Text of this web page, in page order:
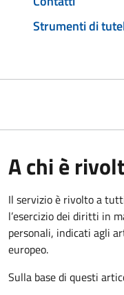
Strumenti di
A chi è
Il servizio è rivolto a
l’esercizio dei diritti in
personali, indicati agli
europeo.
Sulla base di questi